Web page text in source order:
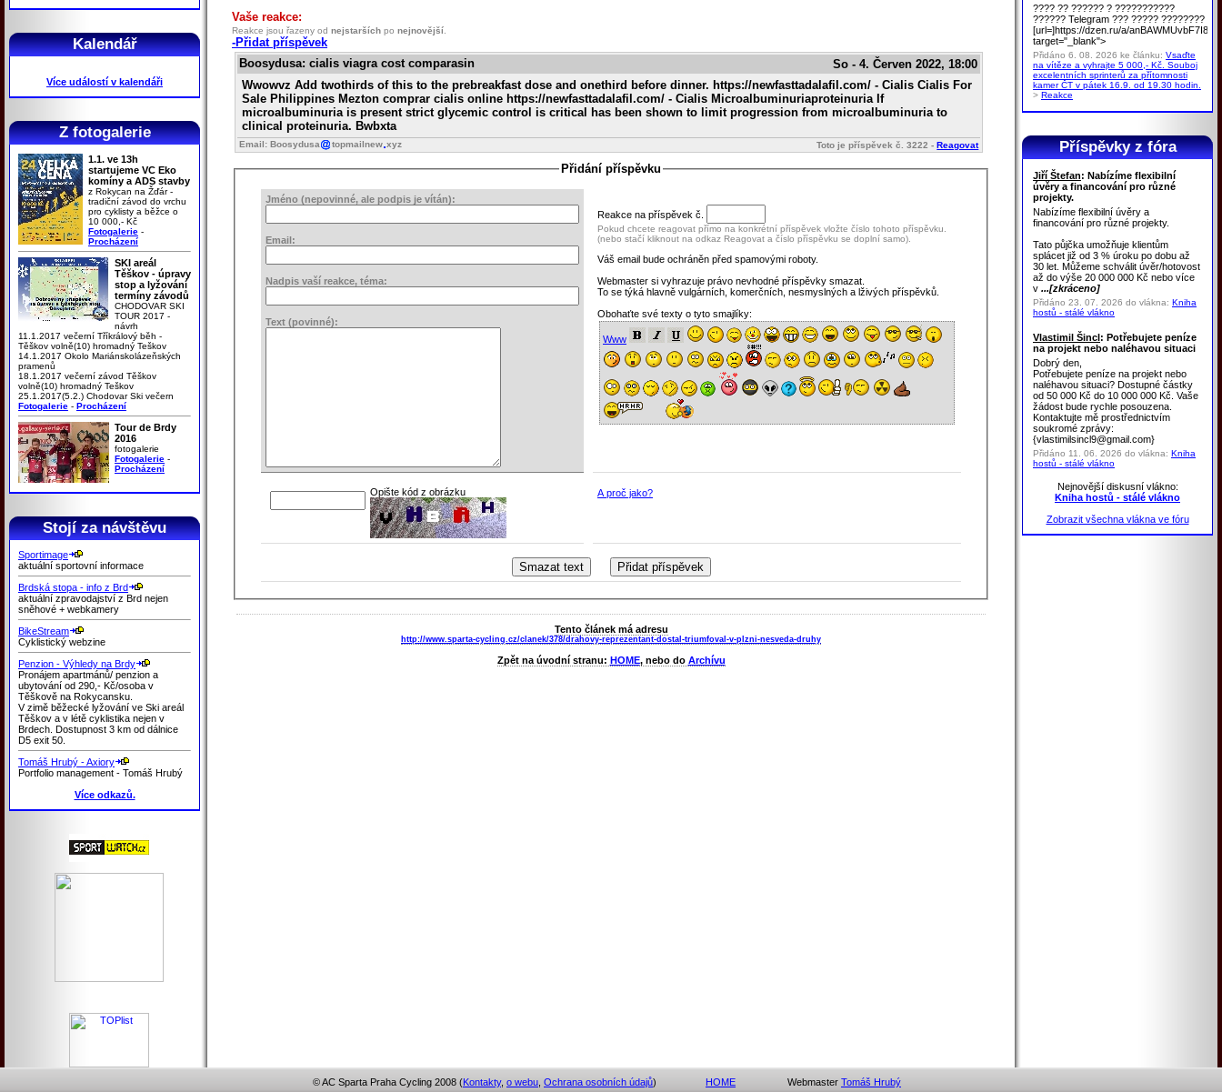
Kalendář
Více událostí v kalendáři
Z fotogalerie
1.1. ve 13h
startujeme VC Eko
komíny a ADS stavby
z Rokycan na Žďár -
tradiční závod do vrchu
pro cyklisty a běžce o
10 000,- Kč
Fotogalerie -
Procházení
SKI areál
Těškov - úpravy
stop a lyžování
termíny závodů
CHODOVAR SKI
TOUR 2017 -
návrh
11.1.2017 večerní Tříkrálový běh -
Těškov volně(10) hromadný Teškov
14.1.2017 Okolo Mariánskolázeňských
pramenů
18.1.2017 večerní závod Těškov
volně(10) hromadný Teškov
25.1.2017(5.2.) Chodovar Ski večern
Fotogalerie - Procházení
Tour de Brdy
2016
fotogalerie
Fotogalerie -
Procházení
Stojí za návštěvu
Sportimage
aktuální sportovní informace
Brdská stopa - info z Brd
aktuální zpravodajství z Brd nejen
sněhové + webkamery
BikeStream
Cyklistický webzine
Penzion - Výhledy na Brdy
Pronájem apartmánů/ penzion a
ubytování od 290,- Kč/osoba v
Těškově na Rokycansku.
V zimě běžecké lyžování ve Ski areál
Těškov a v létě cyklistika nejen v
Brdech. Dostupnost 3 km od dálnice
D5 exit 50.
Tomáš Hrubý - Axiory
Portfolio management - Tomáš Hrubý
Více odkazů.
Vaše reakce:
Reakce jsou řazeny od nejstarších po nejnovější.
-Přidat příspěvek
Boosydusa: cialis viagra cost comparasin
So - 4. Červen 2022, 18:00
Wwowvz Add twothirds of this to the prebreakfast dose and onethird before dinner. https://newfasttadalafil.com/ - Cialis Cialis For
Sale Philippines Mezton comprar cialis online https://newfasttadalafil.com/ - Cialis Microalbuminuriaproteinuria If
microalbuminuria is present strict glycemic control is critical has been shown to limit progression from microalbuminuria to
clinical proteinuria. Bwbxta
Email: Boosydusa topmailnew xyz Toto je příspěvek č.3222 - Reagovat
Přidání příspěvku
Jméno (nepovinné, ale podpis je vítán):
Email:
Nadpis vaší reakce, téma:
Text (povinné):
Reakce na příspěvek č.
Pokud chcete reagovat přímo na konkrétní příspěvek vložte číslo tohoto příspěvku.
(nebo stačí kliknout na odkaz Reagovat a číslo příspěvku se doplní samo).
Váš email bude ochráněn před spamovými roboty.
Webmaster si vyhrazuje právo nevhodné příspěvky smazat.
To se týká hlavně vulgárních, komerčních, nesmyslných a lživých příspěvků.
Obohaťte své texty o tyto smajlíky:
Www
Opište kód z obrázku A proč jako?
Tento článek má adresu
http://www.sparta-cycling.cz/clanek/378/drahovy-reprezentant-dostal-triumfoval-v-plzni-nesveda-druhy
Zpět na úvodní stranu: HOME, nebo do Archívu
???? ?? ?????? ? ???????????
?????? Telegram ??? ????? ????????
[url=]https://dzen.ru/a/
target="_blank">
Přidáno 6. 08. 2026 ke článku: Vsaďte
na vítěze a vyhrajte 5 000,- Kč. Souboj
excelentních sprinterů za přítomnosti
kamer ČT v pátek 16.9. od 19.30 hodin.
> Reakce
Příspěvky z fóra
Jiří Štefan: Nabízíme flexibilní
úvěry a financování pro různé
projekty.
Nabízíme flexibilní úvěry a
financování pro různé projekty.
Tato půjčka umožňuje klientům
splácet již od 3 % úroku po dobu až
30 let. Můžeme schválit úvěr/hotovost
až do výše 20 000 000 Kč nebo více
v ...[zkráceno]
Přidáno 23. 07. 2026 do vlákna: Kniha
hostů - stálé vlákno
Vlastimil Šincl: Potřebujete peníze
na projekt nebo naléhavou situaci
Dobrý den,
Potřebujete peníze na projekt nebo
naléhavou situaci? Dostupné částky
od 50 000 Kč do 10 000 000 Kč. Vaše
žádost bude rychle posouzena.
Kontaktujte mě prostřednictvím
soukromé zprávy:
{vlastimilsincl9@gmail.com}
Přidáno 11. 06. 2026 do vlákna: Kniha
hostů - stálé vlákno
Nejnovější diskusní vlákno:
Kniha hostů - stálé vlákno
Zobrazit všechna vlákna ve fóru
© AC Sparta Praha Cycling 2008 (Kontakty, o webu Ochrana osobních údajů) HOME Webmaster Tomáš Hrubý